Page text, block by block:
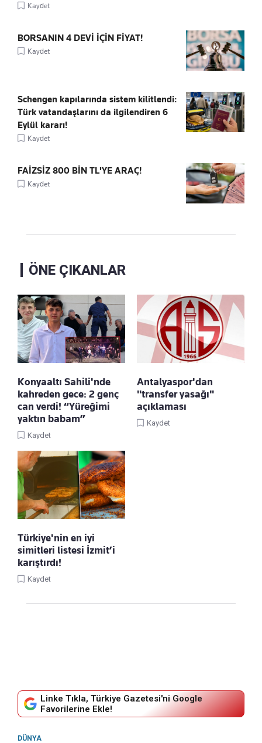
Kaydet
BORSANIN 4 DEVİ İÇİN FİYAT!
Kaydet
Schengen kapılarında sistem kilitlendi:
Türk vatandaşlarını da ilgilendiren 6
Eylül kararı!
Kaydet
FAİZSİZ 800 BİN TL'YE ARAÇ!
Kaydet
ÖNE ÇIKANLAR
Konyaaltı Sahili'nde
kahreden gece: 2 genç
can verdi! “Yüreğimi
yaktın babam”
Kaydet
Antalyaspor'dan
"transfer yasağı"
açıklaması
Kaydet
Türkiye'nin en iyi
simitleri listesi İzmit’i
karıştırdı!
Kaydet
Linke Tıkla, Türkiye Gazetesi'ni Google
Favorilerine Ekle!
DÜNYA